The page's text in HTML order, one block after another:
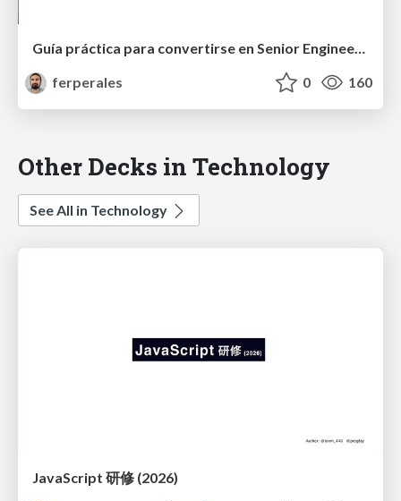
Guía práctica para convertirse en Senior Engineer en 10 años
ferperales
0 160
Other Decks in Technology
See All in Technology
JavaScript 研修 (2026)